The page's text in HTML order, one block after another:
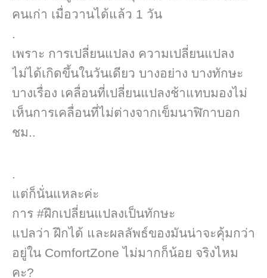
คนเก่า เมื่อวานได้แล้ว 1 วัน
.
เพราะ การเปลี่ยนแปลง ความเปลี่ยนแปลง​
ไม่ได้เกิดขึ้นในวันเดียว บางอย่าง บางทักษะ
บางเรื่อง เคลื่อนที่เปลี่ยนแปลงช้าแทบมองไม่
เห็นการเคลื่อนที่ไม่ต่างจากเข็มนาฬิกาบอก
ชม..
.
แต่ก็นั่นแหละค่ะ
การ #ฝึกเปลี่ยนแปลง​เป็นทักษะ
แปลว่า ฝึกได้ และผลลัพธ์​ของมันน่าจะคุ้มกว่า
อยู่ใน ComfortZone​ ​ไม่มากก็น้อย จริงไหม
คะ?